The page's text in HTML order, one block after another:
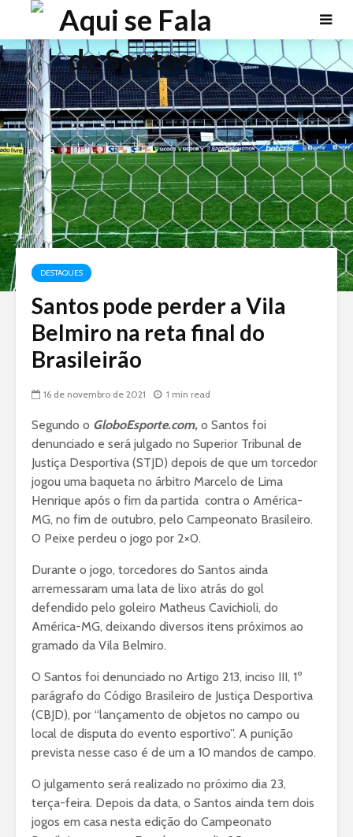
DESTAQUES
Santos pode perder a Vila
Belmiro na reta final do
Brasileirão
16 de novembro de 2021 1 min read
Segundo o GloboEsporte.com, o Santos foi
denunciado e será julgado no Superior Tribunal de
Justiça Desportiva (STJD) depois de que um torcedor
jogou uma baqueta no árbitro Marcelo de Lima
Henrique após o fim da partida contra o América-
MG, no fim de outubro, pelo Campeonato Brasileiro.
O Peixe perdeu o jogo por 2×0.
Durante o jogo, torcedores do Santos ainda
arremessaram uma lata de lixo atrás do gol
defendido pelo goleiro Matheus Cavichioli, do
América-MG, deixando diversos itens próximos ao
gramado da Vila Belmiro.
O Santos foi denunciado no Artigo 213, inciso III, 1º
parágrafo do Código Brasileiro de Justiça Desportiva
(CBJD), por “lançamento de objetos no campo ou
local de disputa do evento esportivo”. A punição
prevista nesse caso é de um a 10 mandos de campo.
O julgamento será realizado no próximo dia 23,
terça-feira. Depois da data, o Santos ainda tem dois
jogos em casa nesta edição do Campeonato